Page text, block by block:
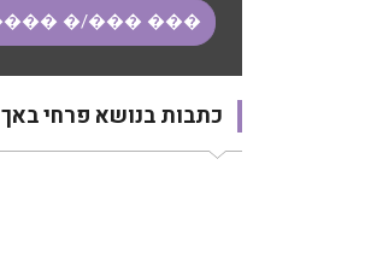
כתבות בנושא פרחי באך